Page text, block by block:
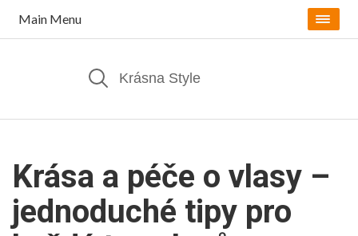
Main Menu
Krása a péče o vlasy –
jednoduché tipy pro